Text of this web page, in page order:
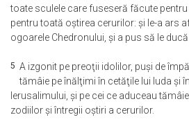
toate sculele care fuseseră făcute
pentru toată oştirea cerurilor: şi le-a ars
ogoarele Chedronului, şi a pus să le ducă
5 A izgonit pe preoţii idolilor, puşi de
tămâie pe înălţimi în cetăţile lui Iuda şi
Ierusalimului, şi pe cei ce aduceau
zodiilor şi întregii oştiri a cerurilor.